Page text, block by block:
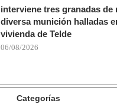
interviene tres granadas de
diversa munición halladas
vivienda de Telde
06/08/2026
Categorías